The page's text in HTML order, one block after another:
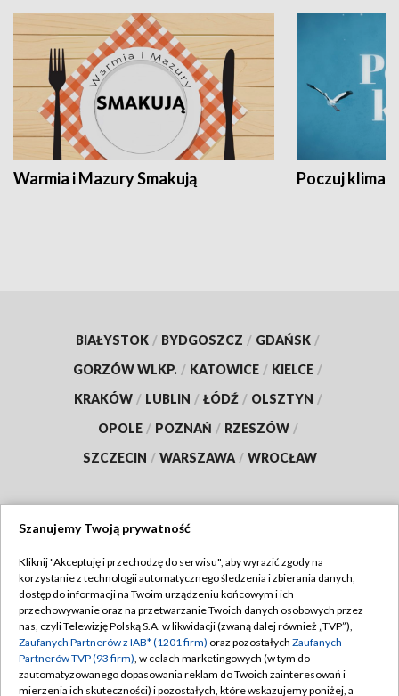
Warmia i Mazury Smakują Poczuj klimat
BIAŁYSTOK / BYDGOSZCZ / GDAŃSK /
GORZÓW WLKP. / KATOWICE / KIELCE /
KRAKÓW / LUBLIN / ŁÓDŹ / OLSZTYN /
OPOLE / POZNAŃ / RZESZÓW /
SZCZECIN / WARSZAWA / WROCŁAW
TVP
Abonament TVP
Emisja w TVP
Centrum informacji TVP
Regulamin TVP
Polityka prywatności
Moje zgody
Szanujemy Twoją prywatność
Kliknij "Akceptuję i przechodzę do serwisu", aby wyrazić zgody na
korzystanie z technologii automatycznego śledzenia i zbierania danych,
dostęp do informacji na Twoim urządzeniu końcowym i ich
przechowywanie oraz na przetwarzanie Twoich danych osobowych przez
nas, czyli Telewizję Polską S.A. w likwidacji (zwaną dalej również „TVP”),
Zaufanych Partnerów z IAB* (1201 firm) oraz pozostałych Zaufanych
Partnerów TVP (93 firm), w celach marketingowych (w tym do
zautomatyzowanego dopasowania reklam do Twoich zainteresowań i
mierzenia ich skuteczności) i pozostałych, które wskazujemy poniżej, a